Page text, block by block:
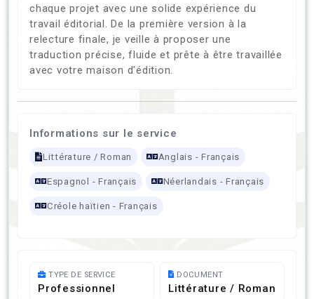
chaque projet avec une solide expérience du
travail éditorial. De la première version à la
relecture finale, je veille à proposer une
traduction précise, fluide et prête à être travaillée
avec votre maison d’édition.
Informations sur le service
Littérature / Roman Anglais - Français
Espagnol - Français Néerlandais - Français
Créole haïtien - Français
TYPE DE SERVICE
Professionnel
DOCUMENT
Littérature / Roman